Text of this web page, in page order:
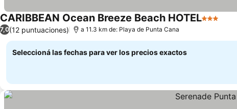
CARIBBEAN Ocean Breeze Beach HOTEL3 Estrellas
7,0(12 puntuaciones) a 11.3 km de: Playa de Punta Cana
Seleccioná las fechas para ver los precios exactos